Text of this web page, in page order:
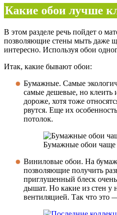
Какие обои лучше
В этом разделе речь пойдет о
позволяющие стены мыть даже
интересно. Используя обои
Итак, какие бывают обои:
Бумажные. Самые
самые дешевые, но клеить
дороже, хотя тоже
рвутся. Еще их
потолок.
Бумажные обои чаще
Виниловые обои. На
позволяющие получить
приглушенный блеск очень
дышат. Но какие из стен у
вентиляцией. Так что это